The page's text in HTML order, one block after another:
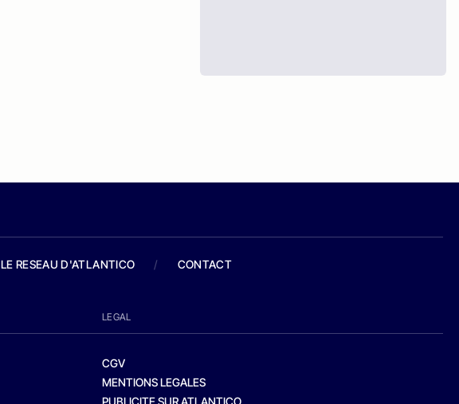
LE RESEAU D'ATLANTICO / CONTACT
LEGAL
CGV
MENTIONS LEGALES
PUBLICITE SUR ATLANTICO